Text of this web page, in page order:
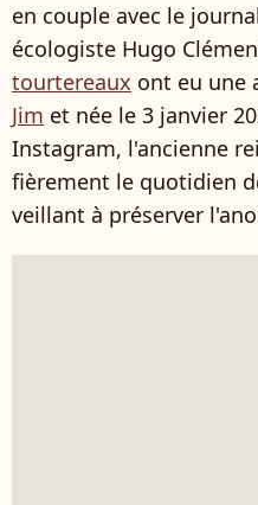
en couple avec le
écologiste Hugo
tourtereaux ont eu une
Jim et née le 3 janvier
Instagram, l'ancienne
fièrement le quotidien
veillant à préserver